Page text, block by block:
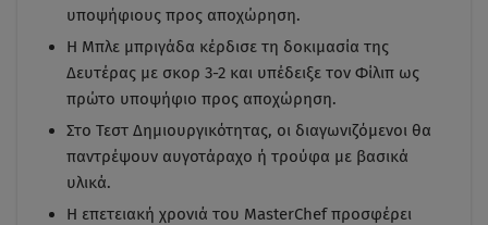
υποψήφιους προς αποχώρηση.
Η Μπλε μπριγάδα κέρδισε τη δοκιμασία της
Δευτέρας με σκορ 3-2 και υπέδειξε τον Φίλιπ ως
πρώτο υποψήφιο προς αποχώρηση.
Στο Τεστ Δημιουργικότητας, οι διαγωνιζόμενοι θα
παντρέψουν αυγοτάραχο ή τρούφα με βασικά
υλικά.
Η επετειακή χρονιά του MasterChef προσφέρει